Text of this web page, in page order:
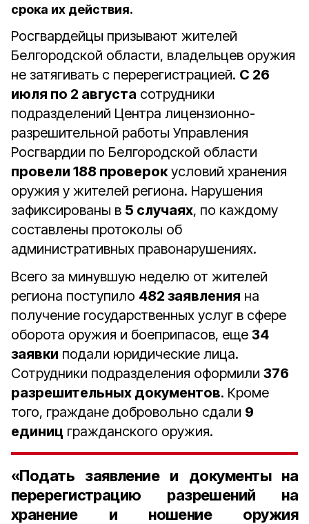
срока их действия.
Росгвардейцы призывают жителей
Белгородской области, владельцев оружия
не затягивать с перерегистрацией. С 26
июля по 2 августа сотрудники
подразделений Центра лицензионно-
разрешительной работы Управления
Росгвардии по Белгородской области
провели 188 проверокусловий хранения
оружия у жителей региона. Нарушения
зафиксированы в 5 случаях, по каждому
составлены протоколы об
административных правонарушениях.
Всего за минувшую неделю от жителей
региона поступило 482 заявления на
получение государственных услуг в сфере
оборота оружия и боеприпасов, еще 34
заявки подали юридические лица.
Сотрудники подразделения оформили 376
разрешительных документов. Кроме
того, граждане добровольно сдали 9
единиц гражданского оружия.
«Подать заявление и документы на
перерегистрацию разрешений на
хранение и ношение оружия